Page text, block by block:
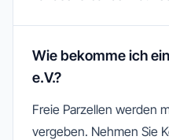
Wie bekomme ich
e.V.?
Freie Parzellen werden
vergeben. Nehmen Sie